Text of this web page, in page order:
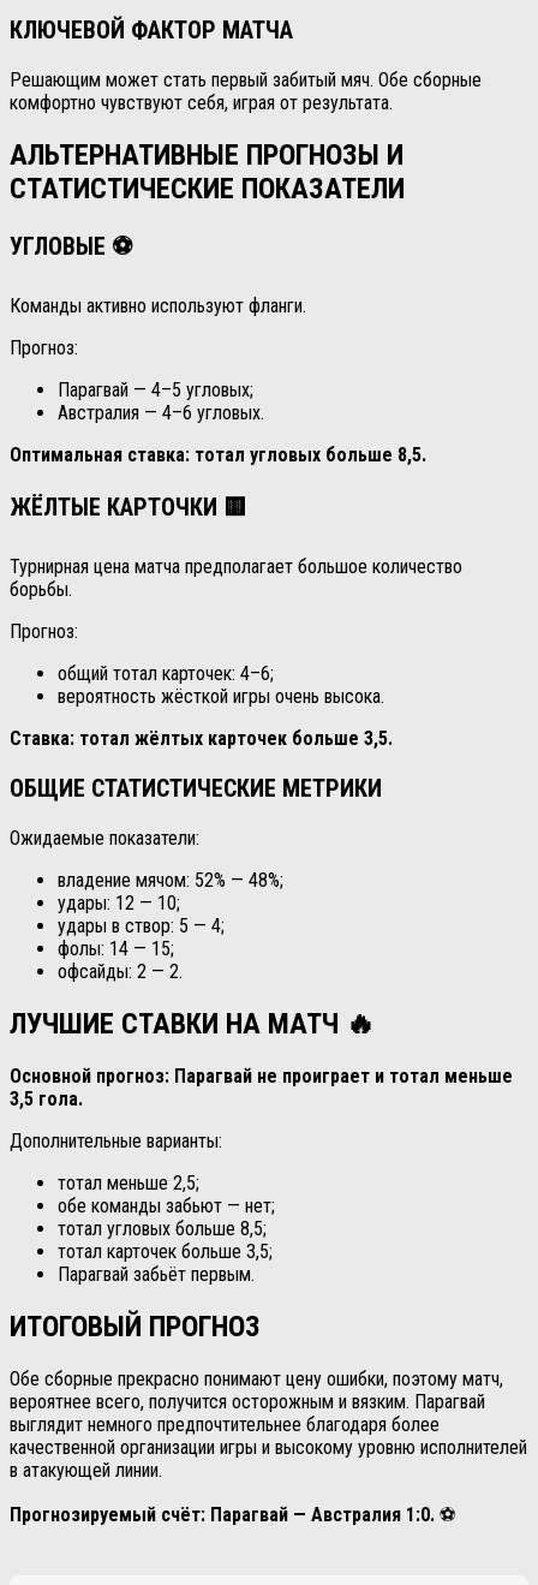
КЛЮЧЕВОЙ ФАКТОР МАТЧА
Решающим может стать первый забитый мяч. Обе сборные
комфортно чувствуют себя, играя от результата.
АЛЬТЕРНАТИВНЫЕ ПРОГНОЗЫ И
СТАТИСТИЧЕСКИЕ ПОКАЗАТЕЛИ
УГЛОВЫЕ ⚽
Команды активно используют фланги.
Прогноз:
Парагвай — 4–5 угловых;
Австралия — 4–6 угловых.
Оптимальная ставка: тотал угловых больше 8,5.
ЖЁЛТЫЕ КАРТОЧКИ 🟨
Турнирная цена матча предполагает большое количество
борьбы.
Прогноз:
общий тотал карточек: 4–6;
вероятность жёсткой игры очень высока.
Ставка: тотал жёлтых карточек больше 3,5.
ОБЩИЕ СТАТИСТИЧЕСКИЕ МЕТРИКИ
Ожидаемые показатели:
владение мячом: 52% — 48%;
удары: 12 — 10;
удары в створ: 5 — 4;
фолы: 14 — 15;
офсайды: 2 — 2.
ЛУЧШИЕ СТАВКИ НА МАТЧ 🔥
Основной прогноз: Парагвай не проиграет и тотал меньше
3,5 гола.
Дополнительные варианты:
тотал меньше 2,5;
обе команды забьют — нет;
тотал угловых больше 8,5;
тотал карточек больше 3,5;
Парагвай забьёт первым.
ИТОГОВЫЙ ПРОГНОЗ
Обе сборные прекрасно понимают цену ошибки, поэтому матч,
вероятнее всего, получится осторожным и вязким. Парагвай
выглядит немного предпочтительнее благодаря более
качественной организации игры и высокому уровню исполнителей
в атакующей линии.
Прогнозируемый счёт: Парагвай — Австралия 1:0. ⚽